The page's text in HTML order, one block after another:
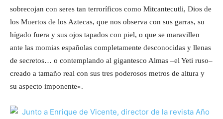
sobrecojan con seres tan terroríficos como Mitcantecutli, Dios de
los Muertos de los Aztecas, que nos observa con sus garras, su
hígado fuera y sus ojos tapados con piel, o que se maravillen
ante las momias españolas completamente desconocidas y llenas
de secretos… o contemplando al gigantesco Almas –el Yeti ruso–
creado a tamaño real con sus tres poderosos metros de altura y
su aspecto imponente».